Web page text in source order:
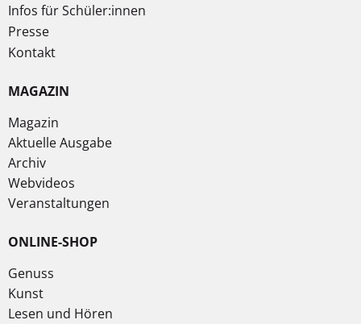
Infos für Schüler:innen
Presse
Kontakt
MAGAZIN
Magazin
Aktuelle Ausgabe
Archiv
Webvideos
Veranstaltungen
ONLINE-SHOP
Genuss
Kunst
Lesen und Hören